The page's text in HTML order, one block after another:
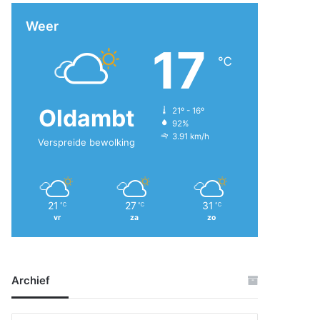
Weer
Oldambt
Verspreide bewolking
17 ℃
21º - 16º
92%
3.91 km/h
21 ℃
vr
27 ℃
za
31 ℃
zo
Archief